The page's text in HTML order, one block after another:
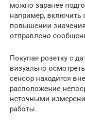
можно заранее
например, включить
повышении
отправлено
Покупая розетку с
визуально
сенсор находится
расположение
неточными
работы.